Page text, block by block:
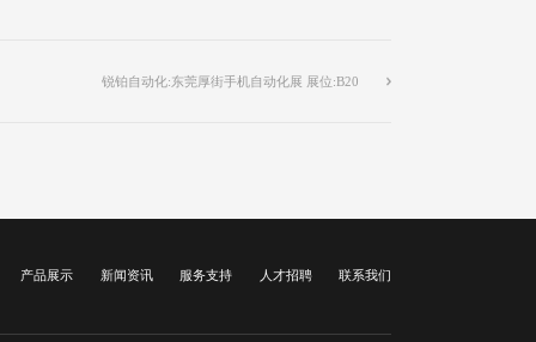
锐铂自动化:东莞厚街手机自动化展 展位:B20
产品展示 新闻资讯 服务支持 人才招聘 联系我们